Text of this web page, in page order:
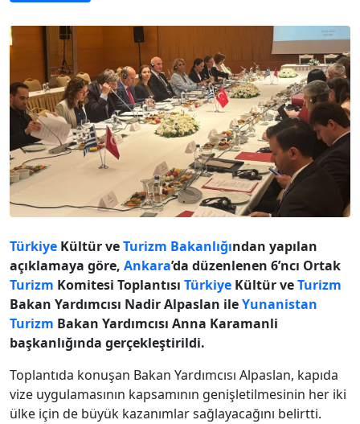
Türkiye Kültür veTurizm Bakanlığından yapılan
açıklamaya göre, Ankara’da düzenlenen 6’ncı Ortak
Turizm Komitesi Toplantısı Türkiye Kültür veTurizm
Bakan Yardımcısı Nadir Alpaslan ileYunanistan
Turizm Bakan Yardımcısı Anna Karamanli
başkanlığında gerçekleştirildi.
Toplantıda konuşan Bakan Yardımcısı Alpaslan, kapıda
vize uygulamasının kapsamının genişletilmesinin her iki
ülke için de büyük kazanımlar sağlayacağını belirtti.